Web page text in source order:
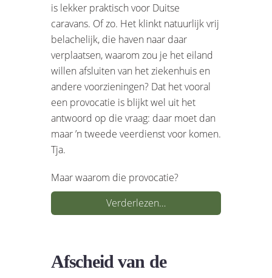
is lekker praktisch voor Duitse
caravans. Of zo. Het klinkt natuurlijk vrij
belachelijk, die haven naar daar
verplaatsen, waarom zou je het eiland
willen afsluiten van het ziekenhuis en
andere voorzieningen? Dat het vooral
een provocatie is blijkt wel uit het
antwoord op die vraag: daar moet dan
maar ’n tweede veerdienst voor komen.
Tja.
Maar waarom die provocatie?
Verderlezen…
Afscheid van de